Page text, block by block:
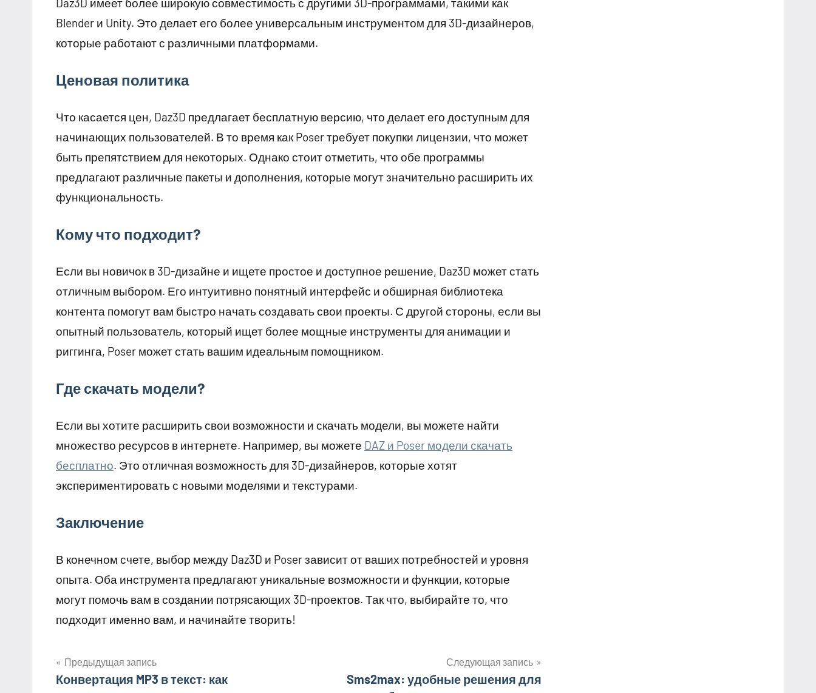
Daz3D имеет более широкую совместимость с другими 3D-программами, такими как
Blender и Unity. Это делает его более универсальным инструментом для 3D-дизайнеров,
которые работают с различными платформами.
Ценовая политика
Что касается цен, Daz3D предлагает бесплатную версию, что делает его доступным для
начинающих пользователей. В то время как Poser требует покупки лицензии, что может
быть препятствием для некоторых. Однако стоит отметить, что обе программы
предлагают различные пакеты и дополнения, которые могут значительно расширить их
функциональность.
Кому что подходит?
Если вы новичок в 3D-дизайне и ищете простое и доступное решение, Daz3D может стать
отличным выбором. Его интуитивно понятный интерфейс и обширная библиотека
контента помогут вам быстро начать создавать свои проекты. С другой стороны, если вы
опытный пользователь, который ищет более мощные инструменты для анимации и
риггинга, Poser может стать вашим идеальным помощником.
Где скачать модели?
Если вы хотите расширить свои возможности и скачать модели, вы можете найти
множество ресурсов в интернете. Например, вы можете DAZ и Poser модели скачать
бесплатно. Это отличная возможность для 3D-дизайнеров, которые хотят
экспериментировать с новыми моделями и текстурами.
Заключение
В конечном счете, выбор между Daz3D и Poser зависит от ваших потребностей и уровня
опыта. Оба инструмента предлагают уникальные возможности и функции, которые
могут помочь вам в создании потрясающих 3D-проектов. Так что, выбирайте то, что
подходит именно вам, и начинайте творить!
Навигация
Предыдущая запись
Конвертация MP3 в текст: как
Следующая запись
Sms2max: удобные решения для